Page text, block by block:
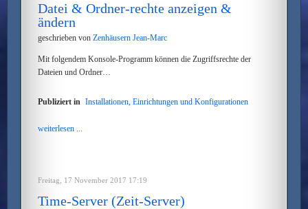
Datei & Ordner-rechte anzeigen &
ändern
geschrieben vonZenhäusern Jean-Marc
Mit folgendem Konsole-Programm können die Zugriffsrechte der
Dateien und Ordner…
Publiziert in Installationen, Einrichtungen und Konfigurationen
weiterlesen ...
Freitag, 17 November 2017 17:19
Time-Server (Zeit-Server)